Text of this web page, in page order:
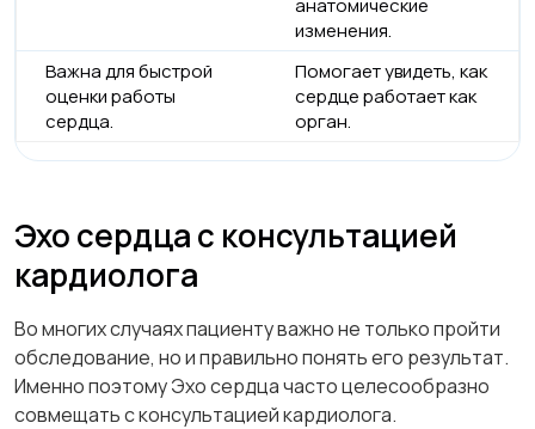
анатомические
изменения.
Важна для быстрой
оценки работы
сердца.
Помогает увидеть, как
сердце работает как
орган.
Эхо сердца с консультацией
кардиолога
Во многих случаях пациенту важно не только пройти
обследование, но и правильно понять его результат.
Именно поэтому Эхо сердца часто целесообразно
совмещать с консультацией кардиолога.